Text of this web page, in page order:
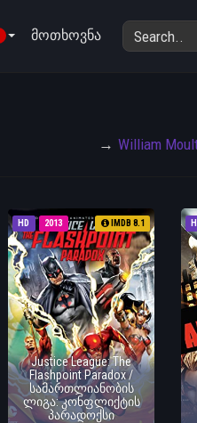
მოთხოვნა
William
HD 2013 IMDB 8.1
Justice League: The
Flashpoint Paradox /
სამართლიანობის
ლიგა: კონფლიქტის
პარადოქსი